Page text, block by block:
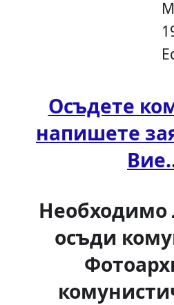
Осъдете
напишете
Необходимо
осъди